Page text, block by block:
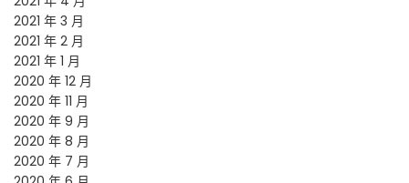
2021 年 3 月
2021 年 2 月
2021 年 1 月
2020 年 12 月
2020 年 11 月
2020 年 9 月
2020 年 8 月
2020 年 7 月